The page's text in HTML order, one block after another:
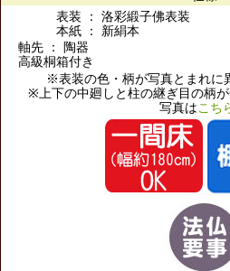
表装 ： 洛彩緞子佛表装
本紙 ： 新絹本
軸先 ： 陶器
高級桐箱付き
※表装の色・柄が写真とまれに
※上下の中廻しと柱の継ぎ目の柄が
写真はこち